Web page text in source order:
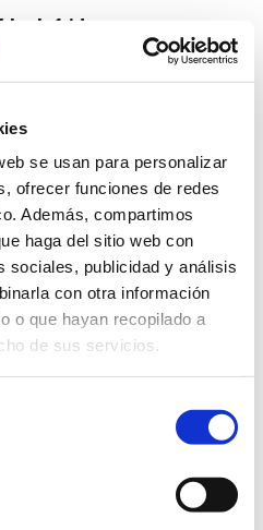
se usan para personalizar
ofrecer funciones de redes
Además, compartimos
haga del sitio web con
sociales, publicidad y análisis
con otra información
o que hayan recopilado a
de sus servicios.
friday
black friday